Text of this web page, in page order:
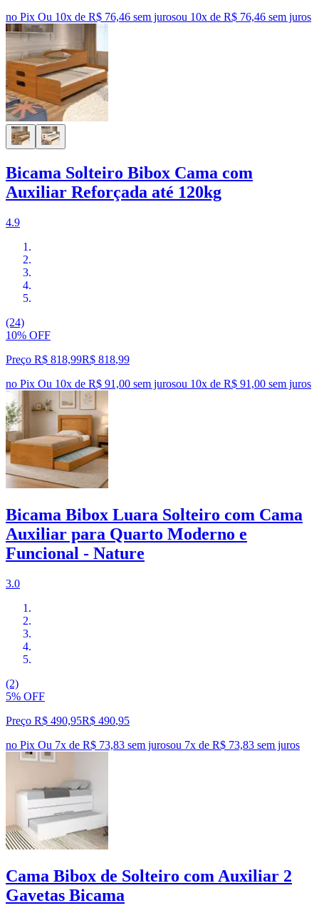
no Pix Ou 10x de R$ 76,46 sem jurosou 10x de R$ 76,46 sem juros
Bicama Solteiro Bibox Cama com
Auxiliar Reforçada até 120kg
4.9
(24)
10% OFF
Preço R$ 818,99R$ 818,99
no Pix Ou 10x de R$ 91,00 sem jurosou 10x de R$ 91,00 sem juros
Bicama Bibox Luara Solteiro com Cama
Auxiliar para Quarto Moderno e
Funcional - Nature
3.0
(2)
5% OFF
Preço R$ 490,95R$ 490,95
no Pix Ou 7x de R$ 73,83 sem jurosou 7x de R$ 73,83 sem juros
Cama Bibox de Solteiro com Auxiliar 2
Gavetas Bicama